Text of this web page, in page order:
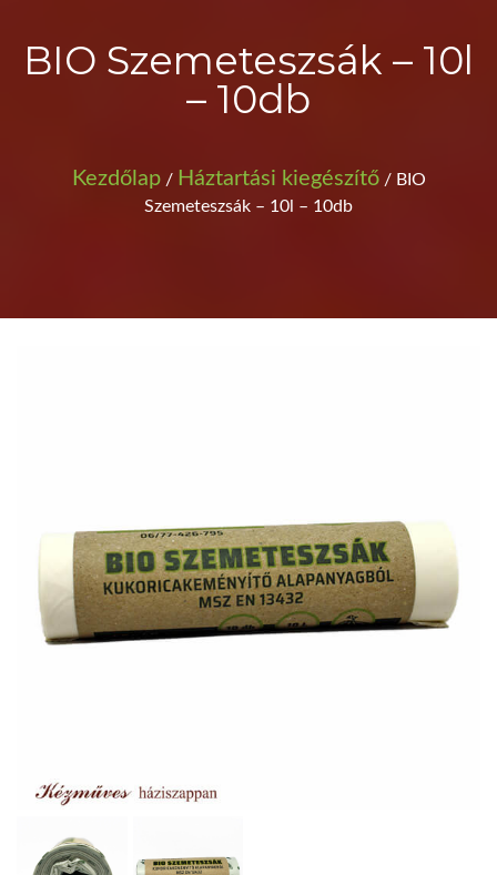
BIO Szemeteszsák – 10l
– 10db
Kezdőlap/ Háztartási kiegészítő/ BIO
Szemeteszsák – 10l – 10db